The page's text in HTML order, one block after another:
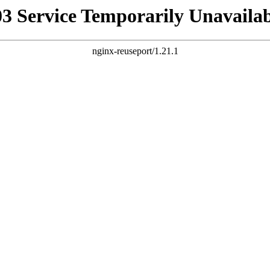
Service Temporarily
nginx-reuseport/1.21.1